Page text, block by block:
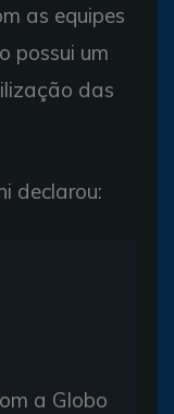
as equipes
possui um
das
declarou:
a Globo